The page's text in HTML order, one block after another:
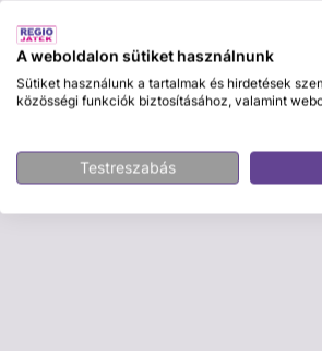
A weboldalon sütiket használnunk
Sütiket használunk a tartalmak és hirdetések
közösségi funkciók biztosításához, valamint
Testreszabás